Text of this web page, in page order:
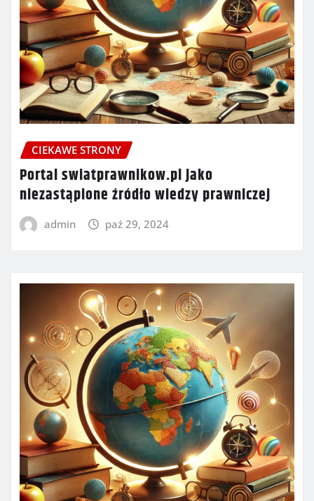
CIEKAWE STRONY
Portal swiatprawnikow.pl jako
niezastąpione źródło wiedzy prawniczej
admin paź 29, 2024